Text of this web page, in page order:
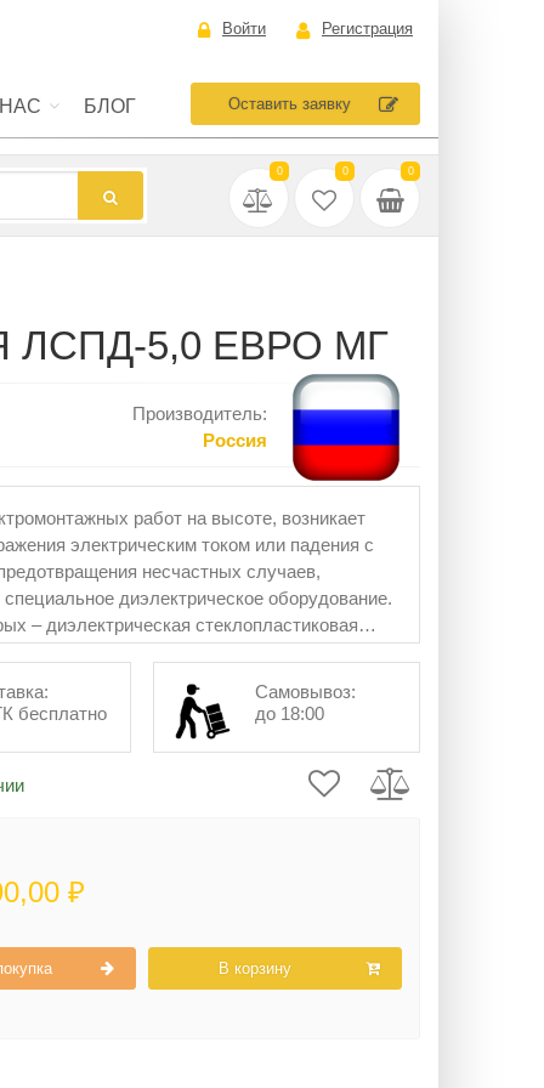
Войти Регистрация
БЛОГ Оставить заявку
0 0 0
5,0 ЕВРО МГ
Производитель:
Россия
работ на высоте, возникает
электрическим током или падения с
несчастных случаев,
специальное диэлектрическое оборудование.
– диэлектрическая стеклопластиковая
бесплатно
Самовывоз:
до 18:00
₽
В корзину